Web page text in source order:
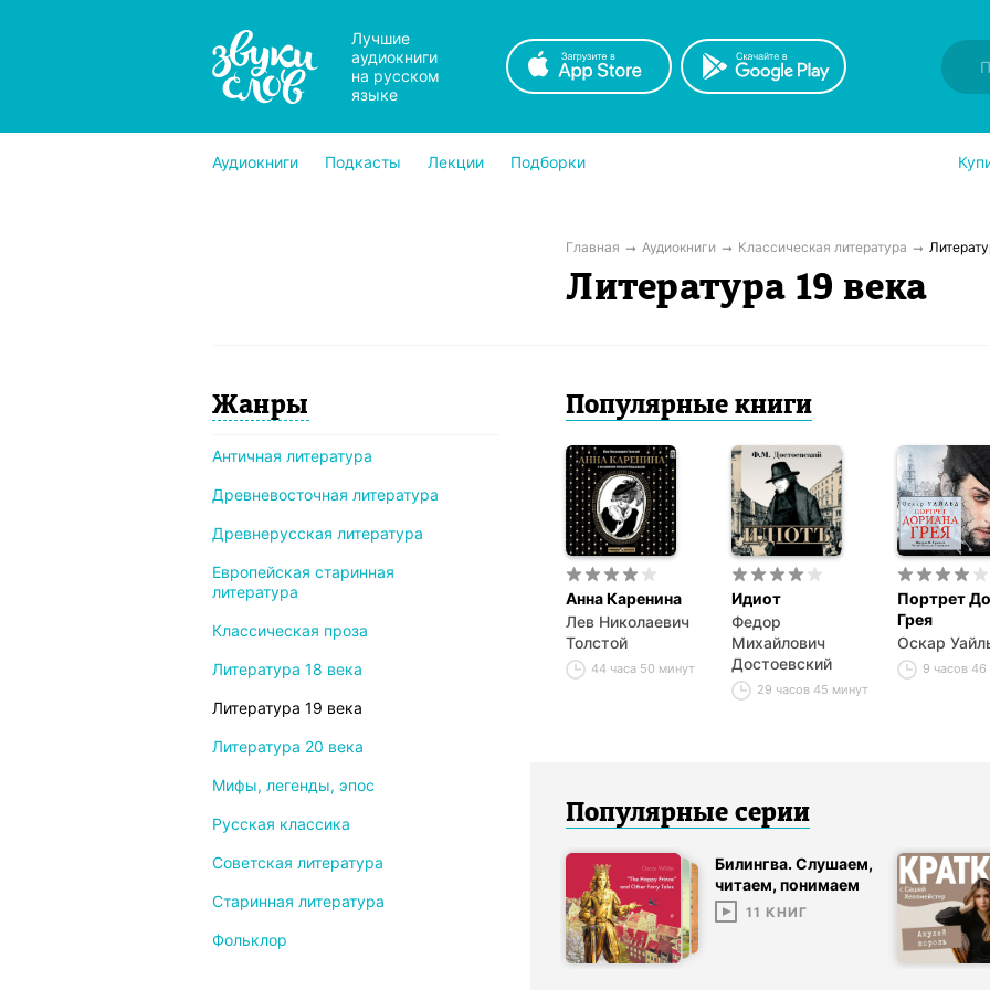
Лучшие
аудиокниги
на русском
языке
Аудиокниги Подкасты Лекции Подборки
Главная Аудиокниги Классическая литература
Литература 19 века
Жанры
Античная литература
Древневосточная литература
Древнерусская литература
Европейская старинная
литература
Классическая проза
Литература 18 века
Литература 19 века
Литература 20 века
Мифы, легенды, эпос
Русская классика
Советская литература
Старинная литература
Фольклор
Популярные книги
Анна Каренина
Лев Николаевич
Толстой
44 часа 50 минут
Идиот
Федор
Михайлович
Достоевский
29 часов 45 минут
Портрет
Грея
Оскар
9 часов
Популярные серии
Билингва. Слушаем,
читаем, понимаем
11 КНИГ